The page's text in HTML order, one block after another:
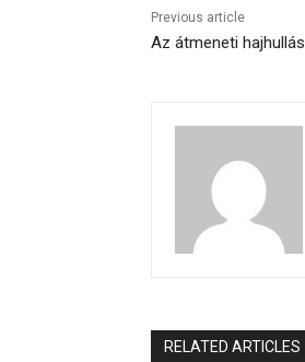
Previous article
Az átmeneti hajhullás
RELATED ARTICLES